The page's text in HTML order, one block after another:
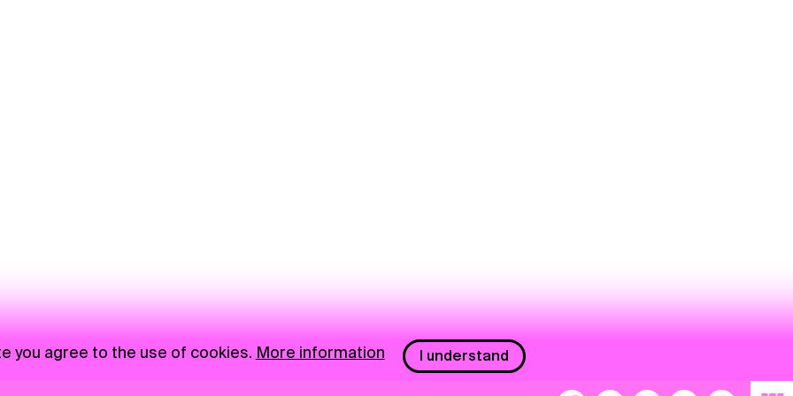
you agree to the use of cookies. More information I understand